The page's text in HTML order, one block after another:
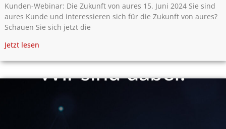
Kunden-Webinar: Die Zukunft von aures 15. Juni 2024 Sie sind
aures Kunde und interessieren sich für die Zukunft von aures?
Schauen Sie sich jetzt die
Jetzt lesen